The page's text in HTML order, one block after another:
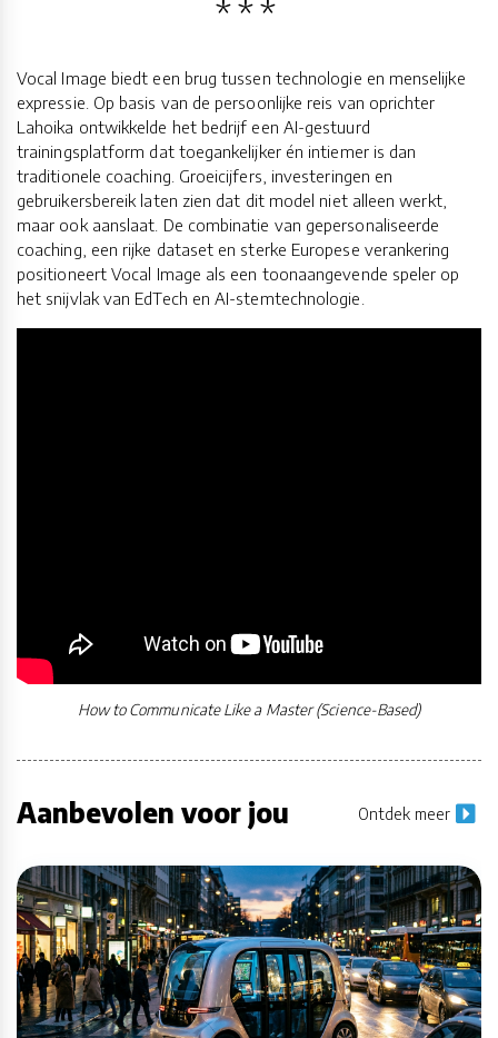
Vocal Image biedt een brug tussen technologie en menselijke
expressie. Op basis van de persoonlijke reis van oprichter
Lahoika ontwikkelde het bedrijf een AI-gestuurd
trainingsplatform dat toegankelijker én intiemer is dan
traditionele coaching. Groeicijfers, investeringen en
gebruikersbereik laten zien dat dit model niet alleen werkt,
maar ook aanslaat. De combinatie van gepersonaliseerde
coaching, een rijke dataset en sterke Europese verankering
positioneert Vocal Image als een toonaangevende speler op
het snijvlak van EdTech en AI-stemtechnologie.
How to Communicate Like a Master (Science-Based)
Aanbevolen voor jou Ontdek meer